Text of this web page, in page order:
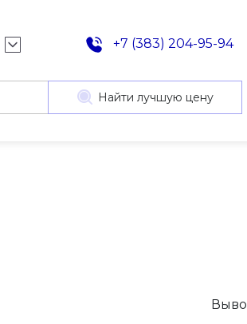
+7 (383) 204-95-94
Найти лучшую цену